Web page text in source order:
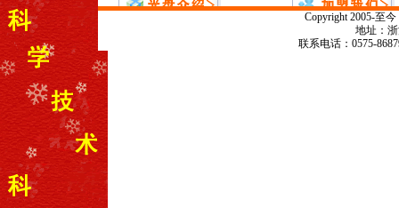
Copyright 2005-至
地址：
联系电话：0575-